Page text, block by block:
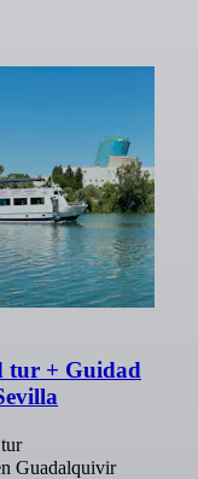
tur + Guidad
Guadalquivir